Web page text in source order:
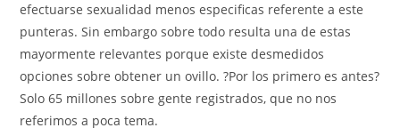
efectuarse sexualidad menos especificas referente a este
punteras. Sin embargo sobre todo resulta una de estas
mayormente relevantes porque existe desmedidos
opciones sobre obtener un ovillo. ?Por los primero es antes?
Solo 65 millones sobre gente registrados, que no nos
referimos a poca tema.